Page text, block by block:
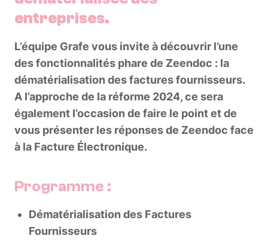
entreprises.
L’équipe Grafe vous invite à découvrir l’une
des fonctionnalités phare de Zeendoc : la
dématérialisation des factures fournisseurs.
A l’approche de la réforme 2024, ce sera
également l’occasion de faire le point et de
vous présenter les réponses de Zeendoc face
à la Facture Électronique.
Programme :
Dématérialisation des Factures
Fournisseurs